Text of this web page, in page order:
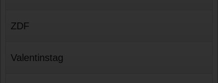
ZDF
Valentinstag